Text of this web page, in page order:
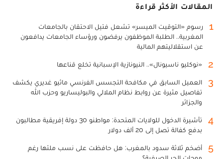
المقالات الأكثر قراءة
1
رسوم «التوقيت الميسر» تشعل فتيل الاحتقان بالجامعات
المغربية.. الطلبة الموظفون يرفضون ورؤساء الجامعات يدافعون
عن استقلاليتهم المالية
2 «نوكليو ناسيونال».. النيونازية الإسبانية تخلع قناعها
3
العميل السابق في مكافحة التجسس الفرنسي ماثيو غديري يكشف
تفاصيل مثيرة عن روابط نظام الملالي والبوليساريو وحزب الله
والجزائر
4
تأشيرة الدخول للولايات المتحدة: مواطنو 30 دولة إفريقية مطالبون
بدفع كفالة تصل إلى 20 ألف دولار
5
أضخم ثلاثة سدود بالمغرب: هل حافظت على نسب ملئها رغم
موجات الحر الصيفية؟